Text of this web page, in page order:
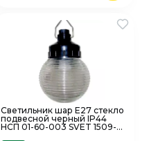
Светильник шар Е27 стекло
подвесной черный IP44
НСП 01-60-003 SVET 1509-